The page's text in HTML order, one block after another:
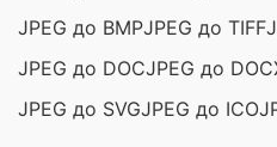
JPEG до BMPJPEG до TIFF
JPEG до DOCJPEG до
JPEG до SVGJPEG до ICO